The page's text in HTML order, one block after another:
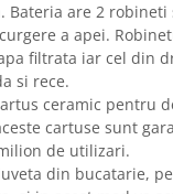
Bateria are 2 robineti
a apei.
filtrata iar cel din
si rece.
ceramic pentru
cartuse sunt
de utilizari.
din bucatarie,